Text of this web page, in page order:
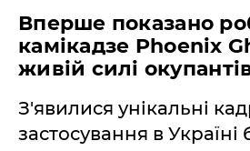
Вперше показано
камікадзе Phoenix
живій силі
З'явилися унікальні
застосування в